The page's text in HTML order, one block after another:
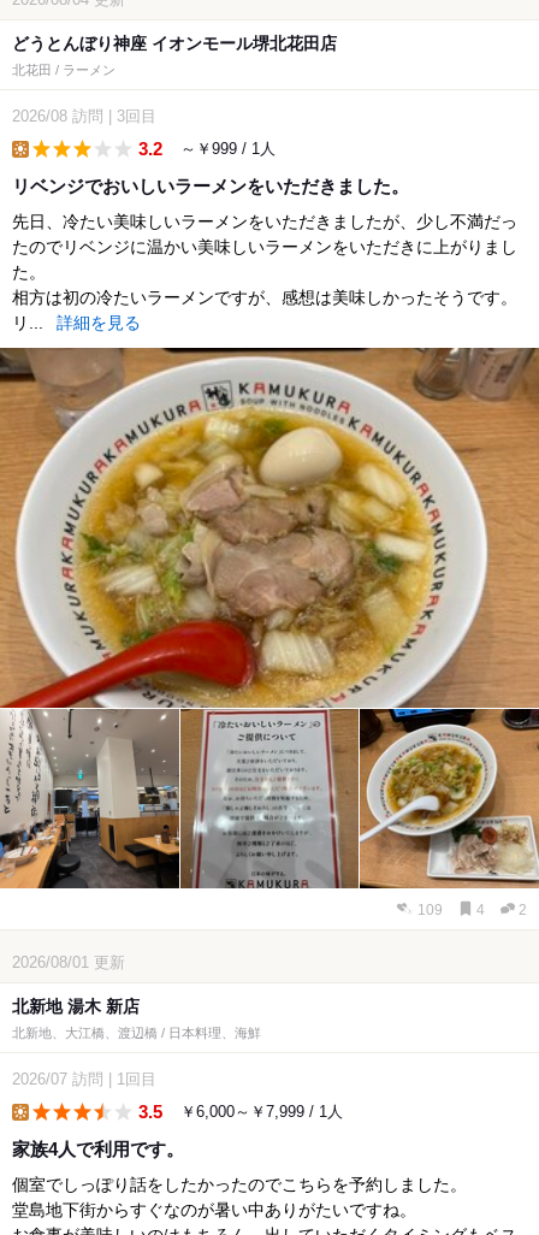
どうとんぼり神座 イオンモール堺北花田店
北花田 / ラーメン
2026/08 訪問 3回目
3.2 ～￥999 / 1人
リベンジでおいしいラーメンをいただきました。
先日、冷たい美味しいラーメンをいただきましたが、少し不満だっ
たのでリベンジに温かい美味しいラーメンをいただきに上がりまし
た。
相方は初の冷たいラーメンですが、感想は美味しかったそうです。
リ...
詳細を見る
109 4 2
2026/08/01 更新
北新地 湯木 新店
北新地、大江橋、渡辺橋 / 日本料理、海鮮
2026/07 訪問 1回目
3.5 ￥6,000～￥7,999 / 1人
家族4人で利用です。
個室でしっぽり話をしたかったのでこちらを予約しました。
堂島地下街からすぐなのが暑い中ありがたいですね。